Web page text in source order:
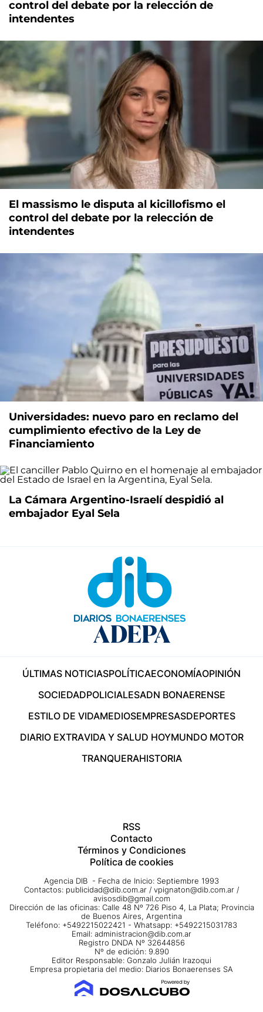
control del debate por la relección de
intendentes
El massismo le disputa al kicillofismo el
control del debate por la relección de
intendentes
Universidades: nuevo paro en reclamo del
cumplimiento efectivo de la Ley de
Financiamiento
La Cámara Argentino-Israelí despidió al
embajador Eyal Sela
ÚLTIMAS NOTICIASPOLÍTICAECONOMÍAOPINIÓN
SOCIEDADPOLICIALESADN BONAERENSE
ESTILO DE VIDAMEDIOSEMPRESASDEPORTES
DIARIO EXTRAVIDA Y SALUD HOYMUNDO MOTOR
TRANQUERAHISTORIA
RSS
Contacto
Términos y Condiciones
Política de cookies
Agencia DIB - Fecha de Inicio: Septiembre 1993
Contactos: publicidad@dib.com.ar / vpignaton@dib.com.ar /
avisosdib@gmail.com
Dirección de las oficinas: Calle 48 Nº 726 Piso 4, La Plata; Provincia
de Buenos Aires, Argentina
Teléfono: +5492215022421 - Whatsapp: +5492215031783
Email: administracion@dib.com.ar
Registro DNDA Nº 32644856
Nº de edición: 9.890
Editor Responsable: Gonzalo Julián Irazoqui
Empresa propietaria del medio: Diarios Bonaerenses SA